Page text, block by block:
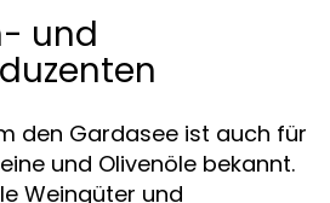
und
den Gardasee ist auch für
und Olivenöle bekannt.
Weingüter und